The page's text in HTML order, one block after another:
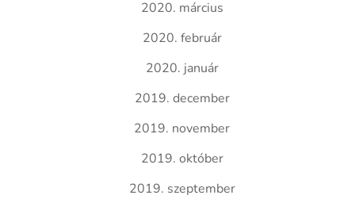
2020. március
2020. február
2020. január
2019. december
2019. november
2019. október
2019. szeptember